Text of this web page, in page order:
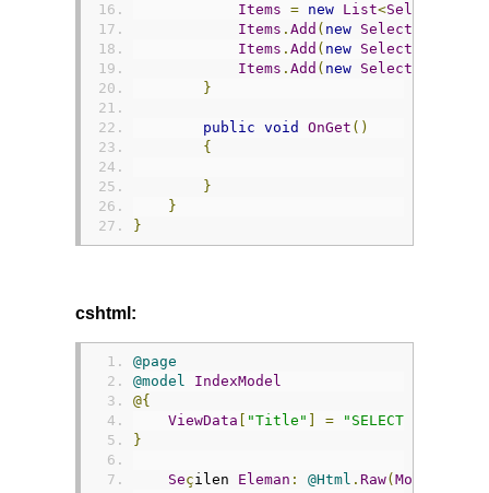
Items = new List<
Items . Add ( new SelectListItem
Items . Add ( new SelectListItem
Items . Add ( new SelectListItem
}
public void OnGet ()
{
}
}
}
cshtml:
@page
@model
IndexModel
@{
ViewData
"Title" = "SELECT Bağlama"
}
Seçilen Eleman : @Html . Raw( Model